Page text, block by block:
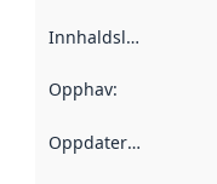
Innhaldsleverandørar
Opphav:
Oppdateringsfrekvens